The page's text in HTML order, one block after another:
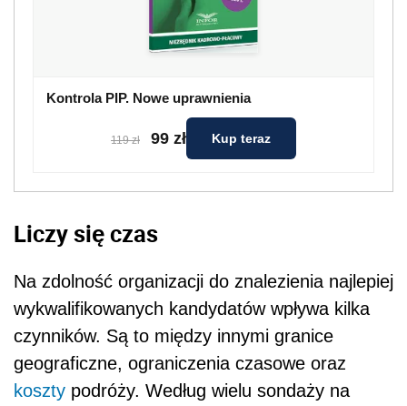
Kontrola PIP. Nowe uprawnienia
119 zł 99 zł Kup teraz
Liczy się czas
Na zdolność organizacji do znalezienia najlepiej
wykwalifikowanych kandydatów wpływa kilka
czynników. Są to między innymi granice
geograficzne, ograniczenia czasowe oraz
koszty podróży. Według wielu sondaży na